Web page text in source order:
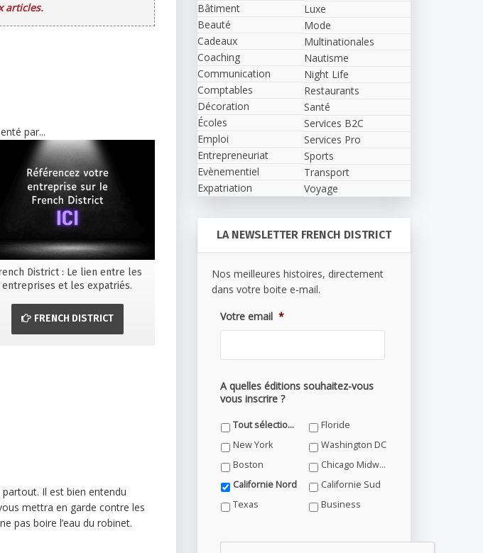
articles.
par...
District : Le lien entre les
entreprises et les expatriés.
FRENCH DISTRICT
Il est bien entendu
mettra en garde contre les
pas boire l’eau du robinet.
Bâtiment
Beauté
Cadeaux
Coaching
Communication
Comptables
Décoration
Écoles
Emploi
Entrepreneuriat
Evènementiel
Expatriation
Luxe
Mode
Multinationales
Nautisme
Night Life
Restaurants
Santé
Services B2C
Services Pro
Sports
Transport
Voyage
LA NEWSLETTER FRENCH DISTRICT
Nos meilleures histoires, directement
dans votre boite e-mail.
Votre email *
A quelles éditions souhaitez-vous
vous inscrire ?
Tout sélectionner
Floride
New York
Washington DC
Boston
Chicago Midwest
Californie Nord
Californie Sud
Texas
Business